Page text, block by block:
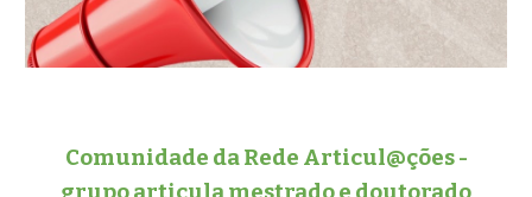
Comunidade da Rede Articul@ções -